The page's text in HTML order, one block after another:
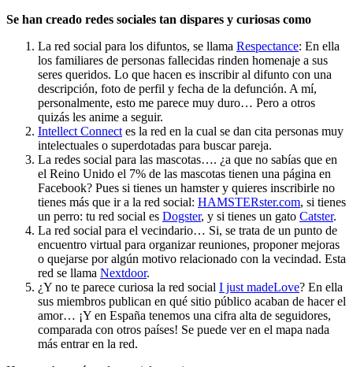
Se han creado redes sociales tan dispares y curiosas como
La red social para los difuntos, se llama Respectance: En ella
los familiares de personas fallecidas rinden homenaje a sus
seres queridos. Lo que hacen es inscribir al difunto con una
descripción, foto de perfil y fecha de la defunción. A mí,
personalmente, esto me parece muy duro… Pero a otros
quizás les anime a seguir.
Intellect Connect es la red en la cual se dan cita personas muy
intelectuales o superdotadas para buscar pareja.
La redes social para las mascotas…. ¿a que no sabías que en
el Reino Unido el 7% de las mascotas tienen una página en
Facebook? Pues si tienes un hamster y quieres inscribirle no
tienes más que ir a la red social: HAMSTERster.com, si tienes
un perro: tu red social es Dogster, y si tienes un gato Catster.
La red social para el vecindario… Si, se trata de un punto de
encuentro virtual para organizar reuniones, proponer mejoras
o quejarse por algún motivo relacionado con la vecindad. Esta
red se llama Nextdoor.
¿Y no te parece curiosa la red social I just madeLove? En ella
sus miembros publican en qué sitio público acaban de hacer el
amor… ¡Y en España tenemos una cifra alta de seguidores,
comparada con otros países! Se puede ver en el mapa nada
más entrar en la red.